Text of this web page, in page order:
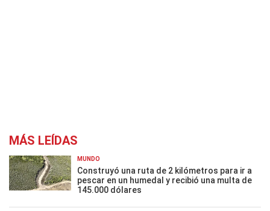
MÁS LEÍDAS
MUNDO
Construyó una ruta de 2 kilómetros para ir a
pescar en un humedal y recibió una multa de
145.000 dólares